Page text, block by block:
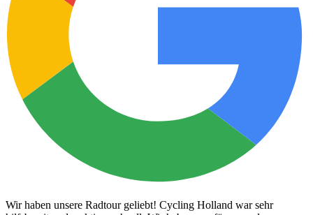
Wir haben unsere Radtour geliebt! Cycling Holland war sehr